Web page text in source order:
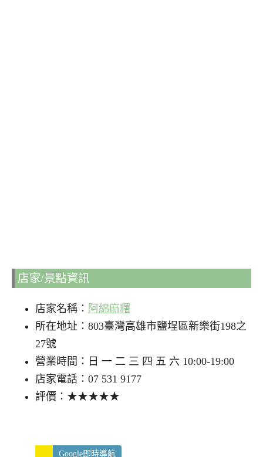
店家/景點資訊
店家名稱： 阿綿麻糬
所在地址：803臺灣高雄市鹽埕區新樂街198之
27號
營業時間：日 一 二 三 四 五 六 10:00-19:00
店家電話：07 531 9177
評價：★★★★★
Google即時導航